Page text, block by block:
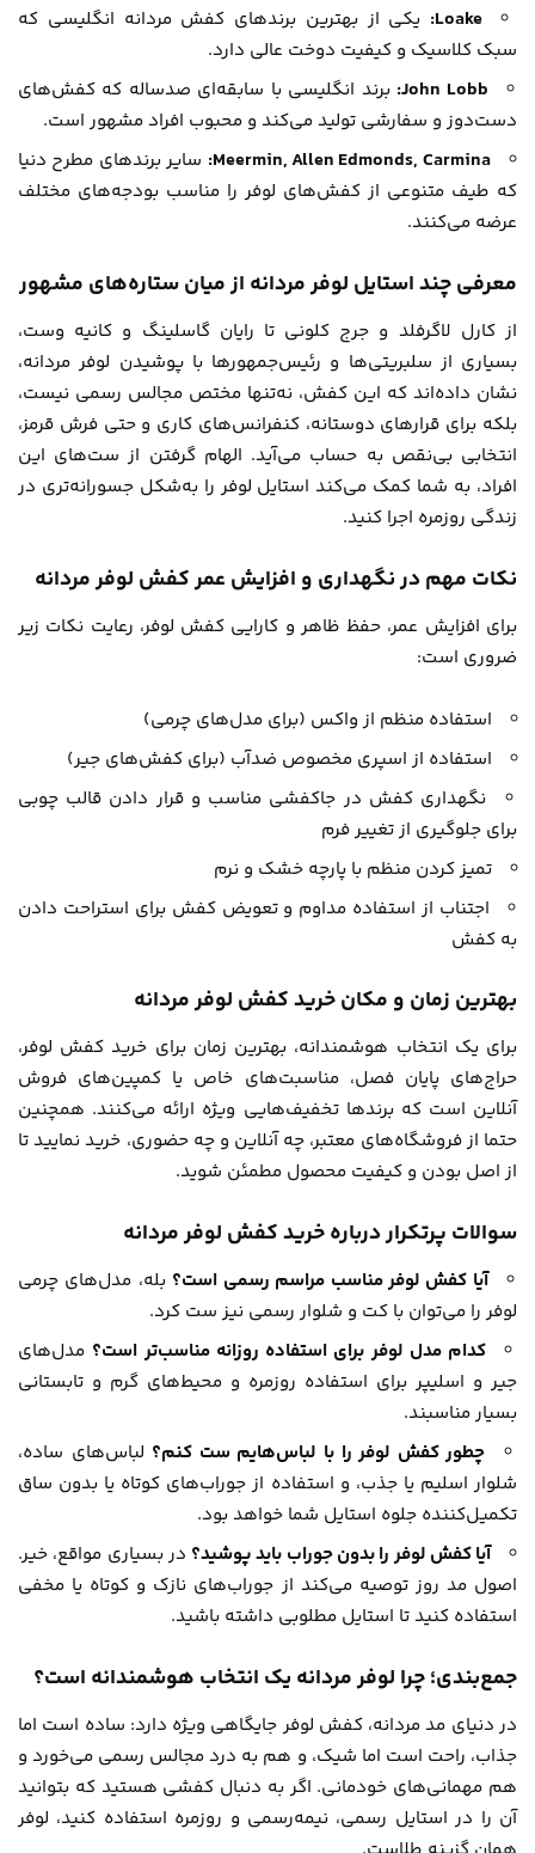
Loake:
یکی از بهترین برندهای کفش مردانه انگلیسی که
سبک کلاسیک و کیفیت دوخت عالی دارد.
John Lobb: برند انگلیسی با سابقه‌ای صدساله که کفش‌های
دست‌دوز و سفارشی تولید می‌کند و محبوب افراد مشهور است.
Meermin, Allen Edmonds, Carmina: سایر برندهای مطرح دنیا
که طیف متنوعی از کفش‌های لوفر را مناسب بودجه‌های مختلف
عرضه می‌کنند.
معرفی چند استایل لوفر مردانه از میان ستاره‌های مشهور
از کارل لاگرفلد و جرج کلونی تا رایان گاسلینگ و کانیه وست،
بسیاری از سلبریتی‌ها و رئیس‌جمهورها با پوشیدن لوفر مردانه،
نشان داده‌اند که این کفش، نه‌تنها مختص مجالس رسمی نیست،
بلکه برای قرارهای دوستانه، کنفرانس‌های کاری و حتی فرش قرمز،
انتخابی بی‌نقص به حساب می‌آید. الهام گرفتن از ست‌های این
افراد، به شما کمک می‌کند استایل لوفر را به‌شکل جسورانه‌تری در
زندگی روزمره اجرا کنید.
نکات مهم در نگهداری و افزایش عمر کفش لوفر مردانه
برای افزایش عمر، حفظ ظاهر و کارایی کفش لوفر، رعایت نکات زیر
ضروری است:
استفاده منظم از واکس (برای مدل‌های چرمی)
استفاده از اسپری مخصوص ضدآب (برای کفش‌های جیر)
نگهداری کفش در جاکفشی مناسب و قرار دادن قالب چوبی
برای جلوگیری از تغییر فرم
تمیز کردن منظم با پارچه خشک و نرم
اجتناب از استفاده مداوم و تعویض کفش برای استراحت دادن
به کفش
بهترین زمان و مکان خرید کفش لوفر مردانه
برای یک انتخاب هوشمندانه، بهترین زمان برای خرید کفش لوفر،
حراج‌های پایان فصل، مناسبت‌های خاص یا کمپین‌های فروش
آنلاین است که برندها تخفیف‌هایی ویژه ارائه می‌کنند. همچنین
حتما از فروشگاه‌های معتبر، چه آنلاین و چه حضوری، خرید نمایید تا
از اصل بودن و کیفیت محصول مطمئن شوید.
سوالات پرتکرار درباره خرید کفش لوفر مردانه
آیا کفش لوفر مناسب مراسم رسمی است؟ بله، مدل‌های چرمی
لوفر را می‌توان با کت و شلوار رسمی نیز ست کرد.
کدام مدل لوفر برای استفاده روزانه مناسب‌تر است؟ مدل‌های
جیر و اسلیپر برای استفاده روزمره و محیط‌های گرم و تابستانی
بسیار مناسبند.
چطور کفش لوفر را با لباس‌هایم ست کنم؟ لباس‌های ساده،
شلوار اسلیم یا جذب، و استفاده از جوراب‌های کوتاه یا بدون ساق
تکمیل‌کننده جلوه استایل شما خواهد بود.
آیا کفش لوفر را بدون جوراب باید پوشید؟ در بسیاری مواقع، خیر.
اصول مد روز توصیه می‌کند از جوراب‌های نازک و کوتاه یا مخفی
استفاده کنید تا استایل مطلوبی داشته باشید.
جمع‌بندی؛ چرا لوفر مردانه یک انتخاب هوشمندانه است؟
در دنیای مد مردانه، کفش لوفر جایگاهی ویژه دارد: ساده است اما
جذاب، راحت است اما شیک، و هم به درد مجالس رسمی می‌خورد و
هم مهمانی‌های خودمانی. اگر به دنبال کفشی هستید که بتوانید
آن را در استایل رسمی، نیمه‌رسمی و روزمره استفاده کنید، لوفر